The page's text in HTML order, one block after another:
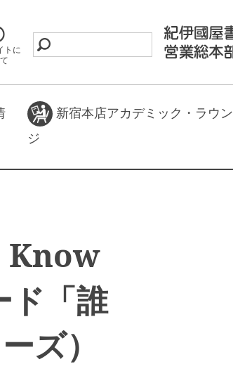
トに
新宿本店アカデミック・ラウン
ジ
Know
「誰
ズ）